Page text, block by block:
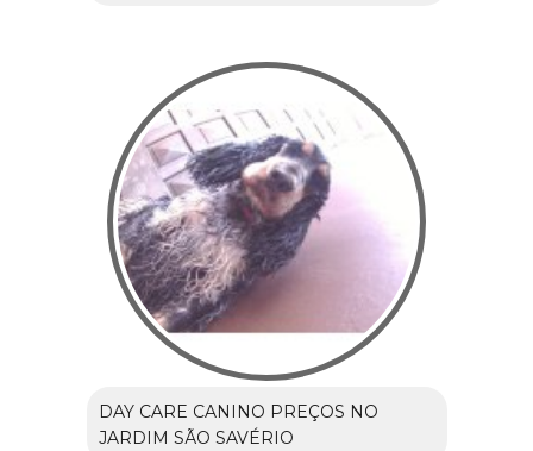
DAY CARE CANINO PREÇOS NO
JARDIM SÃO SAVÉRIO